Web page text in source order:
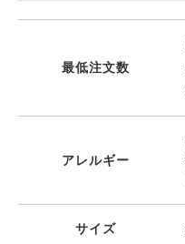
最低注文数
アレルギー
サイズ